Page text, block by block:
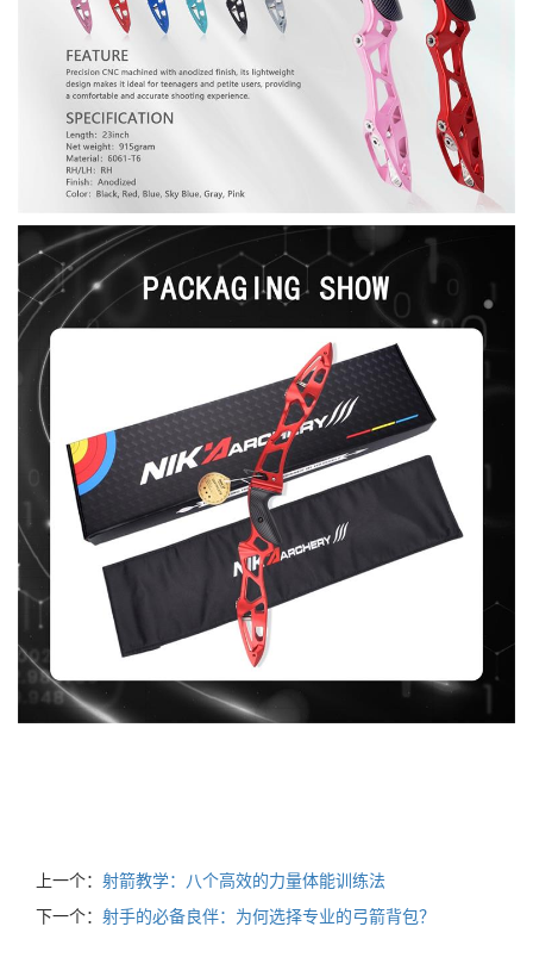
上一个： 射箭教学：八个高效的力量体能训练法
下一个： 射手的必备良伴：为何选择专业的弓箭背包？